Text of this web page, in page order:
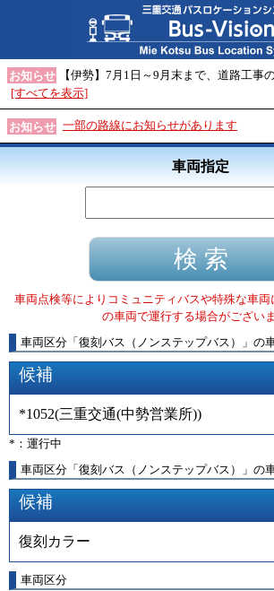
お知らせ
【伊勢】7月1日～9月末まで、道路工事
[すべてを表示]
お知らせ 一部の路線にお知らせがあります
車両指定
車両点検等によりコミュニティバスや特殊な車
の車両で運行する場合がございま
車両区分 「 復刻バス（ノンステップバス） 」 の
候補
*1052(三重交通(中勢営業所))
*：運行中
車両区分「復刻バス（ノンステップバス）」の
候補
復刻カラー
車両区分